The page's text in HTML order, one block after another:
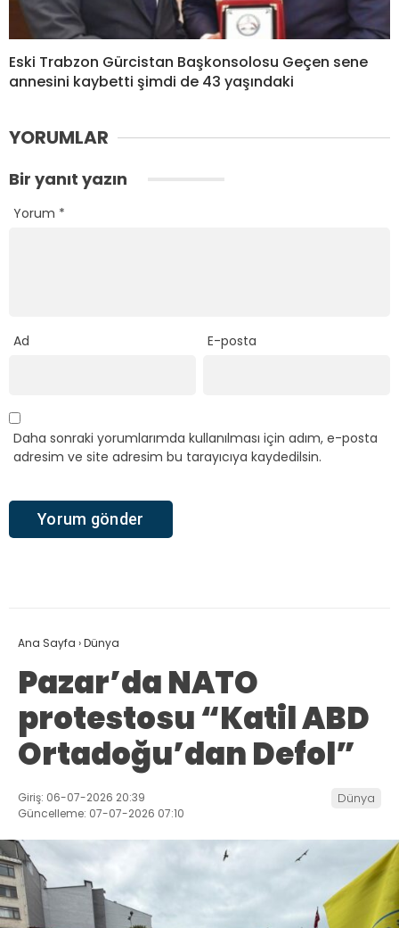
Eski Trabzon Gürcistan Başkonsolosu Geçen sene
annesini kaybetti şimdi de 43 yaşındaki
YORUMLAR
Bir yanıt yazın
Yorum *
Ad E-posta
Daha sonraki yorumlarımda kullanılması için adım, e-posta
adresim ve site adresim bu tarayıcıya kaydedilsin.
Ana Sayfa ›Dünya
Pazar’da NATO
protestosu “Katil ABD
Ortadoğu’dan Defol”
Giriş: 06-07-2026 20:39
Güncelleme: 07-07-2026 07:10
Dünya